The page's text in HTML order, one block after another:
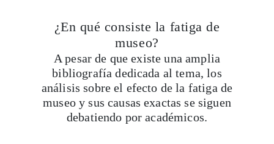
¿En qué consiste la fatiga de
museo?
A pesar de que existe una amplia
bibliografía dedicada al tema, los
análisis sobre el efecto de la fatiga de
museo y sus causas exactas se siguen
debatiendo por académicos.